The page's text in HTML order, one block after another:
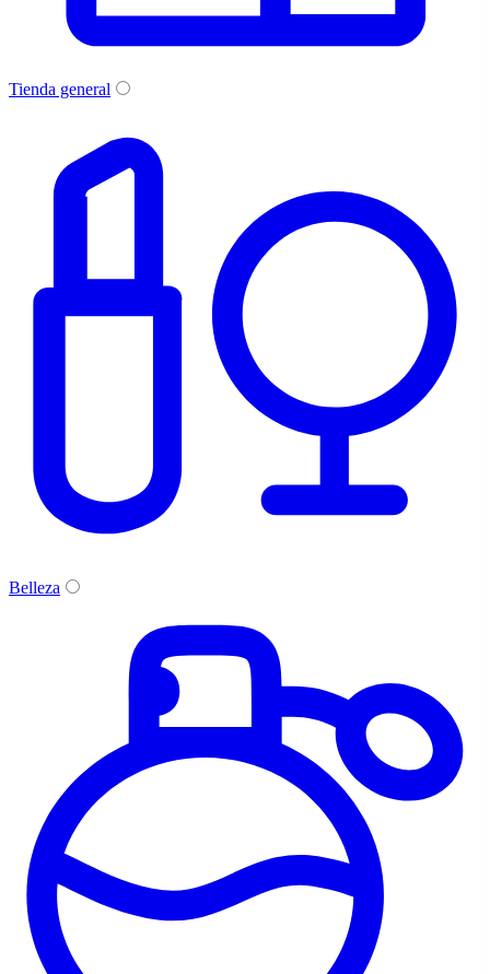
Tienda general
Belleza